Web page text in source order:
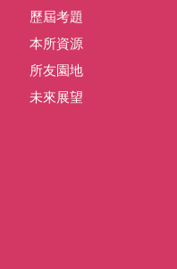
歷屆考題
本所資源
所友園地
未來展望